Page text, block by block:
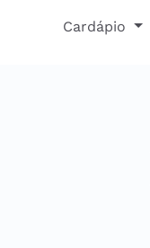
Cardápio